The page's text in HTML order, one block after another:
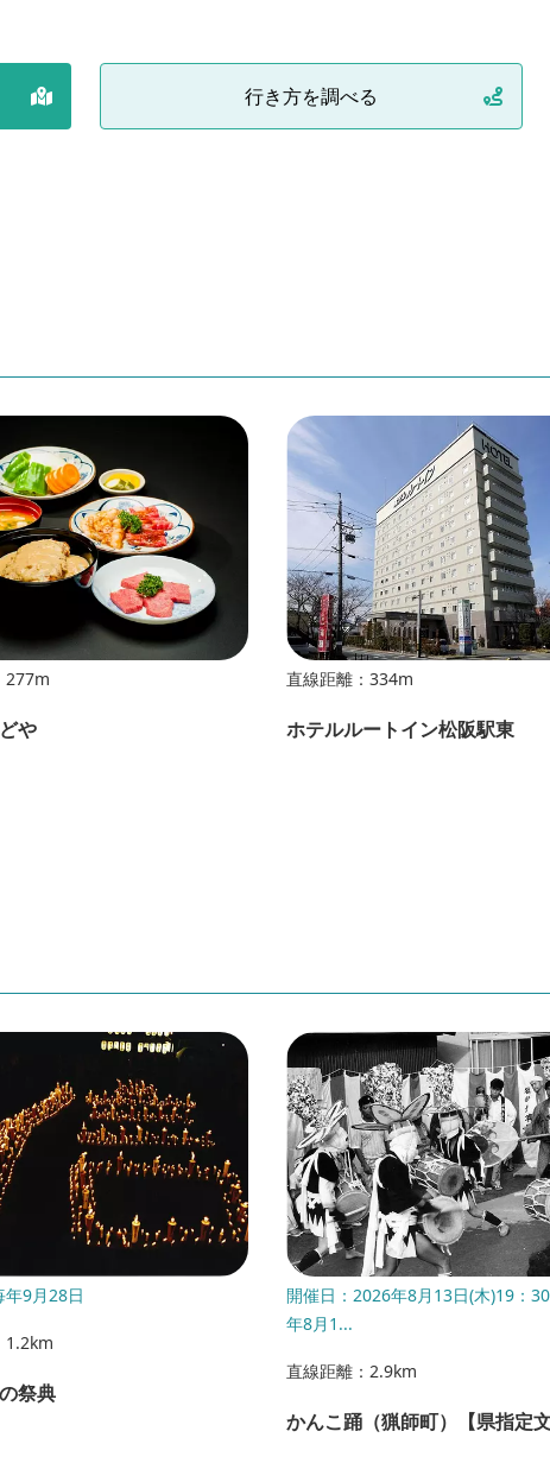
行き方を調べる
277m
や
直線距離：334m
ホテルルートイン松阪駅東
9月28日
1.2km
祭典
開催日：2026年8月13日(木)19：
年8月1...
直線距離：2.9km
かんこ踊（猟師町）【県指定文